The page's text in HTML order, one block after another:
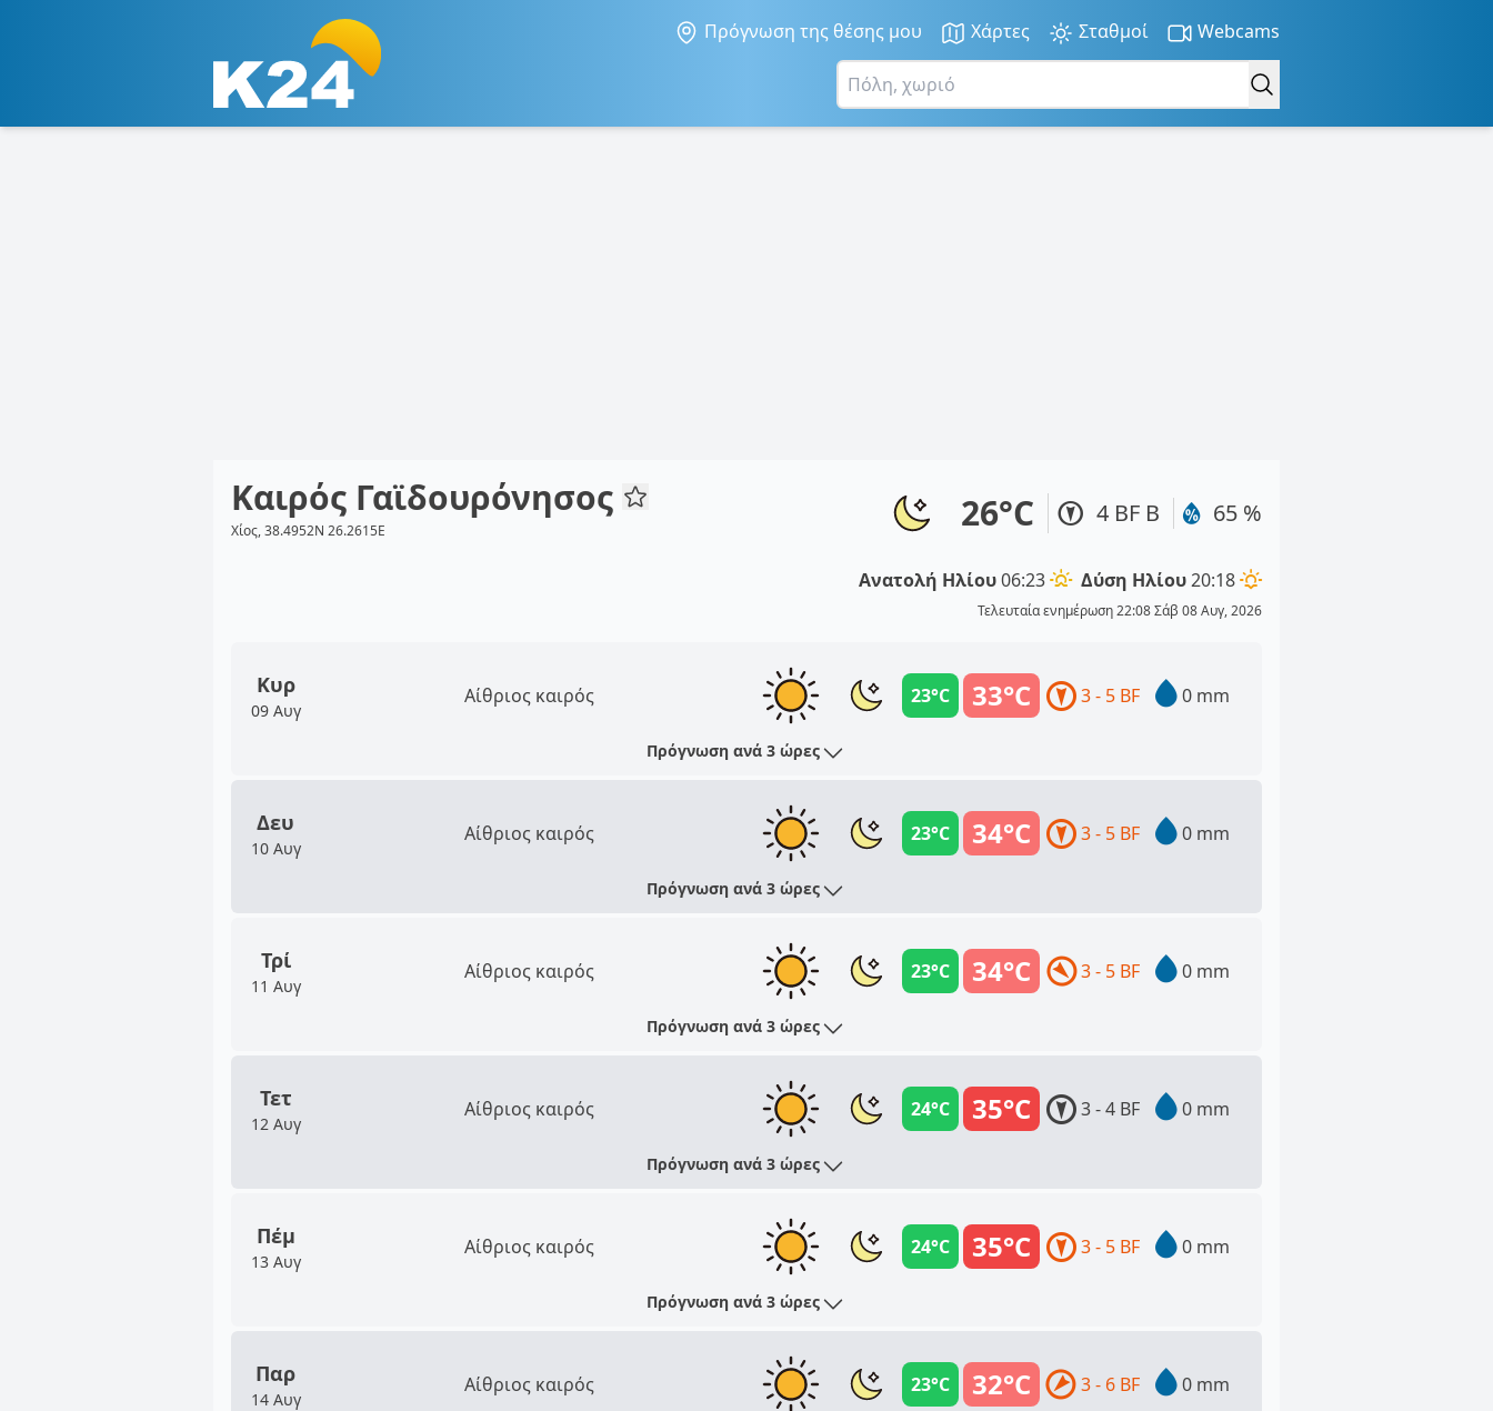
Πρόγνωση της θέσης μου Χάρτες Σταθμοί Webcams
Καιρός Γαϊδουρόνησος
Χίος, 38.4952N 26.2615E 26°C 4 BF Β 65 %
Ανατολή Ηλίου06:23 Δύση Ηλίου20:18
Τελευταία ενημέρωση 22:08 Σάβ 08 Αυγ, 2026
Κυρ
09 Αυγ
Αίθριος καιρός 33°C
23°C 3 - 5 BF 0 mm
Πρόγνωση ανά 3 ώρες
Δευ
10 Αυγ
Αίθριος καιρός 34°C
23°C 3 - 5 BF 0 mm
Πρόγνωση ανά 3 ώρες
Τρί
11 Αυγ
Αίθριος καιρός 34°C
23°C 3 - 5 BF 0 mm
Πρόγνωση ανά 3 ώρες
Τετ
12 Αυγ
Αίθριος καιρός 35°C
24°C 3 - 4 BF 0 mm
Πρόγνωση ανά 3 ώρες
Πέμ
13 Αυγ
Αίθριος καιρός 35°C
24°C 3 - 5 BF 0 mm
Πρόγνωση ανά 3 ώρες
Παρ
14 Αυγ
Αίθριος καιρός 32°C
23°C 3 - 6 BF 0 mm